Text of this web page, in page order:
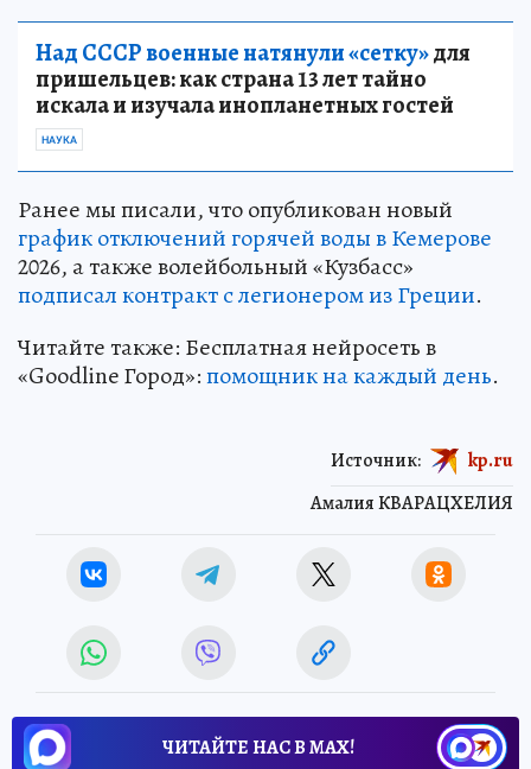
Над СССР военные натянули «сетку»для
пришельцев: как страна 13 лет тайно
искала и изучала инопланетных гостей
НАУКА
Ранее мы писали, что опубликован новый
график отключений горячей воды в Кемерове
2026, а также волейбольный «Кузбасс»
подписал контракт с легионером из Греции.
Читайте также: Бесплатная нейросеть в
«Goodline Город»:помощник на каждый день.
Амалия КВАРАЦХЕЛИЯ
Источник: kp.ru
ЧИТАЙТЕ НАС В МАХ!